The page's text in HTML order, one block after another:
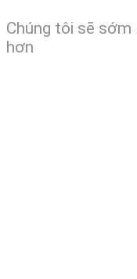
Chúng tôi sẽ
hơn